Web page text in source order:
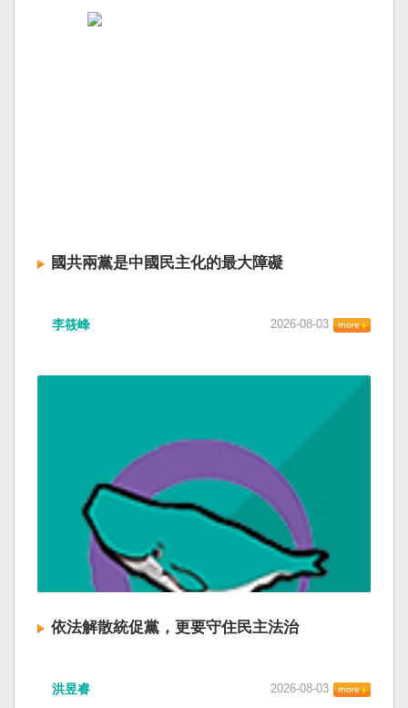
國共兩黨是中國民主化的最大障礙
李筱峰 2026-08-03
依法解散統促黨，更要守住民主法治
洪昱睿 2026-08-03